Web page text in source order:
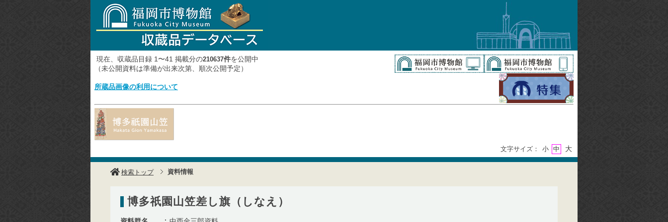
現在、収蔵品目録 1〜41 掲載分の210637件を公開中
（未公開資料は準備が出来次第、順次公開予定）
所蔵品画像の利用について
文字サイズ： 小 中 大
検索トップ 資料情報
博多祇園山笠差し旗（しなえ）